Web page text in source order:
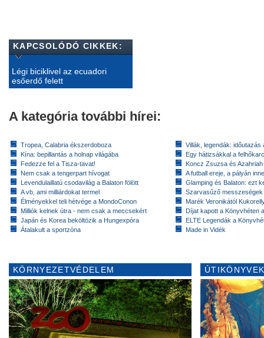
KAPCSOLÓDÓ CIKKEK:
Légi biciklivel az ecuadori
esőerdő felett
A kategória további hírei:
Tropea, Calabria ékszerdoboza
Kína: bepillantás a holnap világába
Fedezze fel a Tisza-tavat!
Nem csak a tengerpart hívogat
Levendulaillatú csodavilág a Balaton fölött
A vb, ami milliárdokat termel
Élményekkel teli hétvége a MondoConon
Milliók kelnek útra - nem csak a meccsekért
Japán és Korea beköltözik a Hungexpóra
Átalakult a sportzóna
Villák, legendák: időutazás
Egy hátizsákkal a
Koncz Zsuzsa és
A futball ereje, a pályán
Glamping és Balaton: ezt
Szarvasűző messzeségek
Marék Veronikától
Díjat kapott a Könyvhéten
ELTE Legendák a
Made in Vidék
KÖRNYEZETVÉDELEM